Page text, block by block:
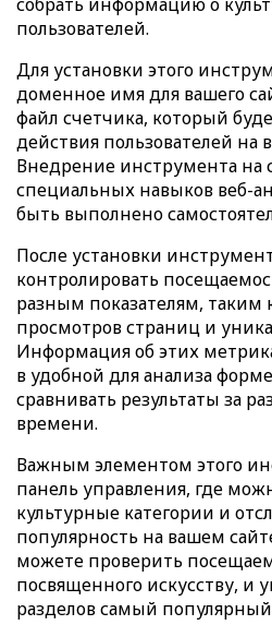
пользователей.
Для установки этого
доменное имя для вашего
файл счетчика, который
действия пользователей на
Внедрение инструмента на
специальных навыков веб-
быть выполнено
После установки
контролировать
разным показателям, таким
просмотров страниц и
Информация об этих
в удобной для анализа
сравнивать результаты за
времени.
Важным элементом этого
панель управления, где
культурные категории и
популярность на вашем
можете проверить
посвященного искусству, и
разделов самый